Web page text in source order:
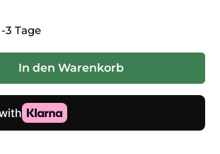
3 Tage
Wert ein oder benutze die
In den Warenkorb